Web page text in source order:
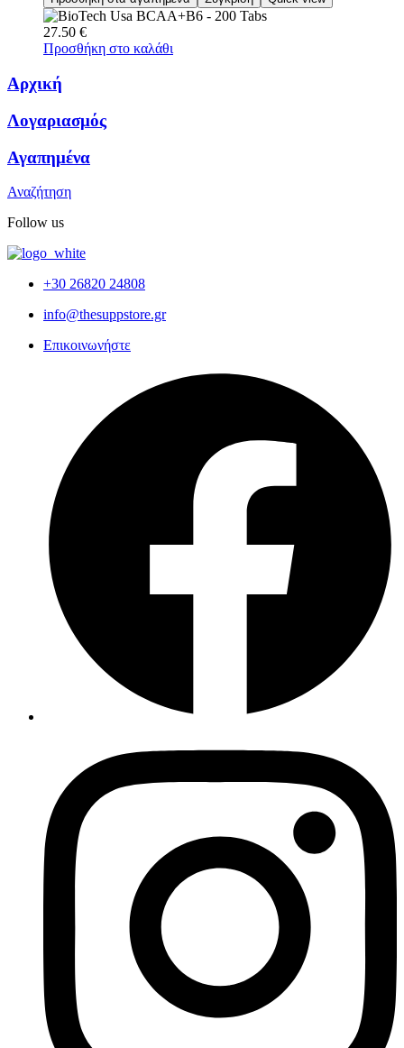
27.50 €
Προσθήκη στο καλάθι
Αρχική
Λογαριασμός
Αγαπημένα
Αναζήτηση
Follow us
+30 26820 24808
info@thesuppstore.gr
Επικοινωνήστε